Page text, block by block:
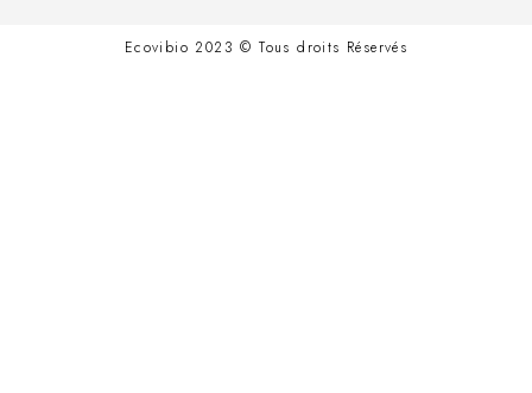
Ecovibio 2023 © Tous droits Réservés